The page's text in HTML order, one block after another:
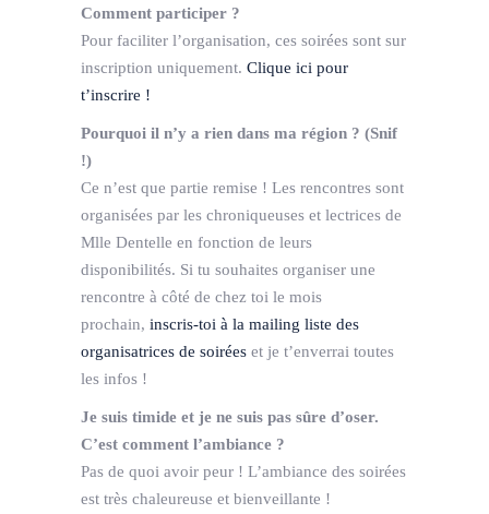
Comment participer ?
Pour faciliter l’organisation, ces soirées sont sur
inscription uniquement. Clique ici pour
t’inscrire !
Pourquoi il n’y a rien dans ma région ? (Snif
!)
Ce n’est que partie remise ! Les rencontres sont
organisées par les chroniqueuses et lectrices de
Mlle Dentelle en fonction de leurs
disponibilités. Si tu souhaites organiser une
rencontre à côté de chez toi le mois
prochain, inscris-toi à la mailing liste des
organisatrices de soirées et je t’enverrai toutes
les infos !
Je suis timide et je ne suis pas sûre d’oser.
C’est comment l’ambiance ?
Pas de quoi avoir peur ! L’ambiance des soirées
est très chaleureuse et bienveillante !